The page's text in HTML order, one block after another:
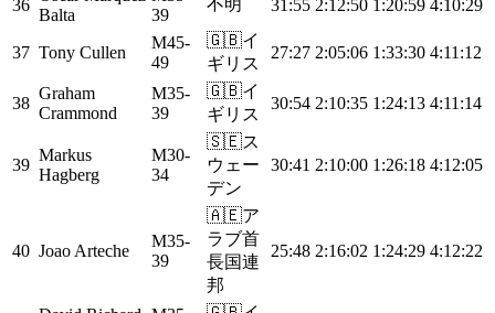
36
Balta
39
31:55 2:12:50 1:20:59 4:10:29
37 Tony Cullen
M45-
49
🇬🇧イ
ギリス
27:27 2:05:06 1:33:30 4:11:12
38
Graham
Crammond
M35-
39
🇬🇧イ
ギリス
30:54 2:10:35 1:24:13 4:11:14
39
Markus
Hagberg
M30-
34
🇸🇪ス
ウェー
デン
30:41 2:10:00 1:26:18 4:12:05
40 Joao Arteche
M35-
39
🇦🇪ア
ラブ首
長国連
邦
25:48 2:16:02 1:24:29 4:12:22